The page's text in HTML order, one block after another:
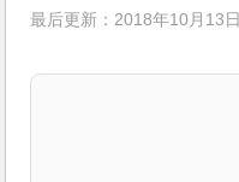
最后更新：2018年10月13日